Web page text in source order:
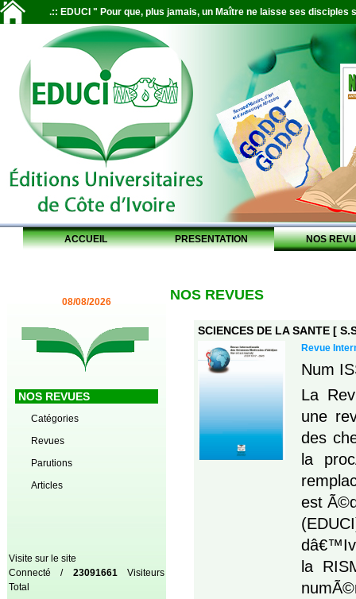
.:: EDUCI " Pour que, plus jamais, un Maître ne laisse ses disciples
ACCUEIL PRESENTATION NOS
08/08/2026
NOS REVUES
Catégories
Revues
Parutions
Articles
Visite sur le site
Connecté / 23091661Visiteurs
Total
NOS REVUES
SCIENCES DE LA SANTE [
Revue
Num
La
une
des
la
est
la